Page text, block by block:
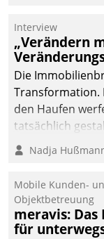
Die monatlichen
Mitteilungen
Heizungs- und
automatisiert,
und auf Wunsch
mehrere zuvor
Interview
„Verändern
Die
Transformation.
den Haufen
tatsächlich
Argumente
Nadja
Mobile Kunden-
Objektbetreuung
meravis: Das
für